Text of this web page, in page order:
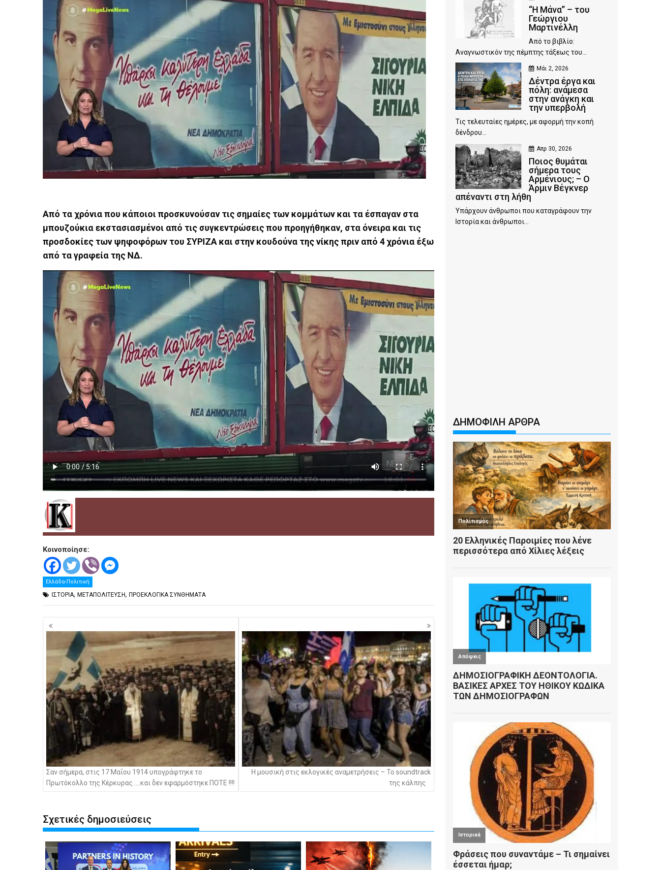
Από τα χρόνια που κάποιοι προσκυνούσαν τις σημαίες των κομμάτων και τα έσπαγαν στα
μπουζούκια εκστασιασμένοι από τις συγκεντρώσεις που προηγήθηκαν, στα όνειρα και τις
προσδοκίες των ψηφοφόρων του ΣΥΡΙΖΑ και στην κουδούνα της νίκης πριν από 4 χρόνια έξω
από τα γραφεία της ΝΔ.
Κοινοποίησε:
Ελλάδα-Πολιτική
ΙΣΤΟΡΙΑ, ΜΕΤΑΠΟΛΙΤΕΥΣΗ, ΠΡΟΕΚΛΟΓΙΚΑ ΣΥΝΘΗΜΑΤΑ
Πλοήγηση
άρθρων
Σαν σήμερα, στις 17 Μαΐου 1914 υπογράφτηκε το
Πρωτόκολλο της Κέρκυρας…..και δεν εφαρμόστηκε ΠΟΤΕ !!!!
Η μουσική στις εκλογικές αναμετρήσεις – Το soundtrack
της κάλπης
Σχετικές δημοσιεύσεις
“Η Μάνα” – του
Γεώργιου
Μαρτινέλλη
Από το βιβλίο:
Αναγνωστικόν της πέμπτης τάξεως του...
Μάι 2, 2026
Δέντρα έργα και
πόλη: ανάμεσα
στην ανάγκη και
την υπερβολή
Τις τελευταίες ημέρες, με αφορμή την κοπή
δένδρου...
Απρ 30, 2026
Ποιος θυμάται
σήμερα τους
Αρμένιους; – Ο
Άρμιν Βέγκνερ
απέναντι στη λήθη
Υπάρχουν άνθρωποι που καταγράφουν την
Ιστορία και άνθρωποι...
ΔΗΜΟΦΙΛΗ ΑΡΘΡΑ